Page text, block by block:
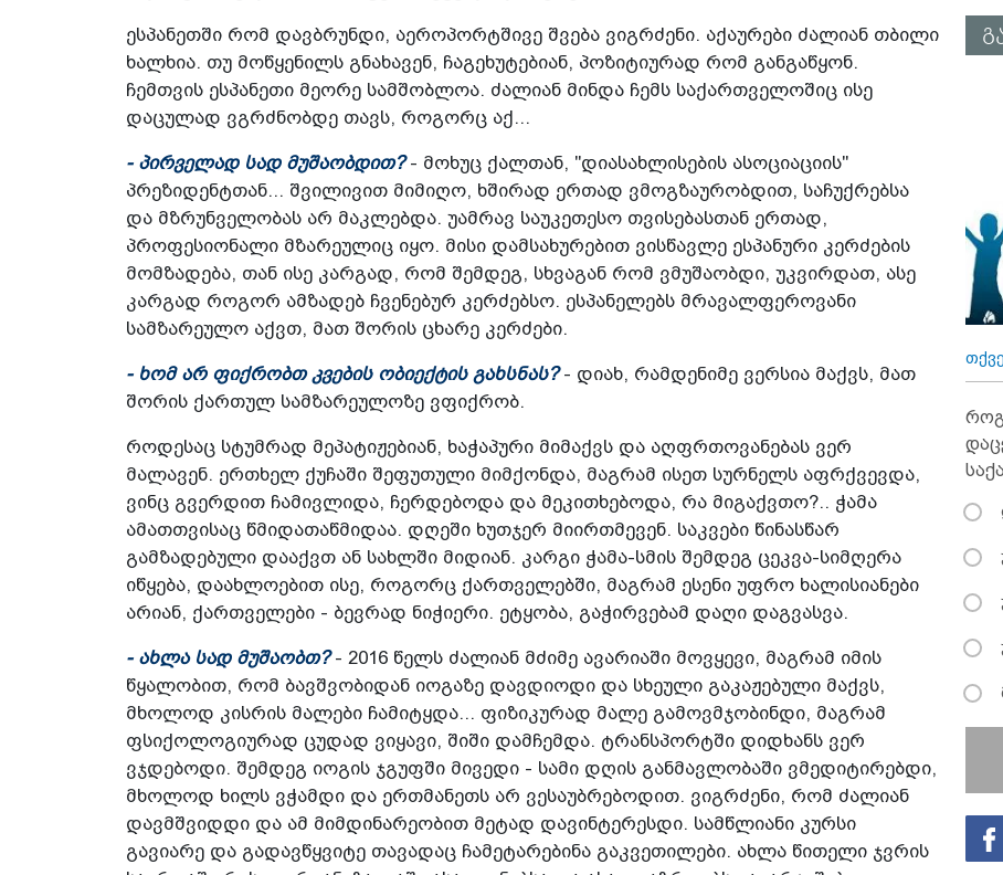
ესპანეთში რომ დავბრუნდი, აეროპორტშივე შვება ვიგრძენი. აქაურები ძალიან თბილი
ხალხია. თუ მოწყენილს გნახავენ, ჩაგეხუტებიან, პოზიტიურად რომ განგაწყონ.
ჩემთვის ესპანეთი მეორე სამშობლოა. ძალიან მინდა ჩემს საქართველოშიც ისე
დაცულად ვგრძნობდე თავს, როგორც აქ...
- პირველად სად მუშაობდით?- მოხუც ქალთან, "დიასახლისების ასოციაციის"
პრეზიდენტთან... შვილივით მიმიღო, ხშირად ერთად ვმოგზაურობდით, საჩუქრებსა
და მზრუნველობას არ მაკლებდა. უამრავ საუკეთესო თვისებასთან ერთად,
პროფესიონალი მზარეულიც იყო. მისი დამსახურებით ვისწავლე ესპანური კერძების
მომზადება, თან ისე კარგად, რომ შემდეგ, სხვაგან რომ ვმუშაობდი, უკვირდათ, ასე
კარგად როგორ ამზადებ ჩვენებურ კერძებსო. ესპანელებს მრავალფეროვანი
სამზარეულო აქვთ, მათ შორის ცხარე კერძები.
- ხომ არ ფიქრობთ კვების ობიექტის გახსნას?- დიახ, რამდენიმე ვერსია მაქვს, მათ
შორის ქართულ სამზარეულოზე ვფიქრობ.
როდესაც სტუმრად მეპატიჟებიან, ხაჭაპური მიმაქვს და აღფრთოვანებას ვერ
მალავენ. ერთხელ ქუჩაში შეფუთული მიმქონდა, მაგრამ ისეთ სურნელს აფრქვევდა,
ვინც გვერდით ჩამივლიდა, ჩერდებოდა და მეკითხებოდა, რა მიგაქვთო?.. ჭამა
ამათთვისაც წმიდათაწმიდაა. დღეში ხუთჯერ მიირთმევენ. საკვები წინასწარ
გამზადებული დააქვთ ან სახლში მიდიან. კარგი ჭამა-სმის შემდეგ ცეკვა-სიმღერა
იწყება, დაახლოებით ისე, როგორც ქართველებში, მაგრამ ესენი უფრო ხალისიანები
არიან, ქართველები - ბევრად ნიჭიერი. ეტყობა, გაჭირვებამ დაღი დაგვასვა.
- ახლა სად მუშაობთ?- 2016 წელს ძალიან მძიმე ავარიაში მოვყევი, მაგრამ იმის
წყალობით, რომ ბავშვობიდან იოგაზე დავდიოდი და სხეული გაკაჟებული მაქვს,
მხოლოდ კისრის მალები ჩამიტყდა... ფიზიკურად მალე გამოვმჯობინდი, მაგრამ
ფსიქოლოგიურად ცუდად ვიყავი, შიში დამჩემდა. ტრანსპორტში დიდხანს ვერ
ვჯდებოდი. შემდეგ იოგის ჯგუფში მივედი - სამი დღის განმავლობაში ვმედიტირებდი,
მხოლოდ ხილს ვჭამდი და ერთმანეთს არ ვესაუბრებოდით. ვიგრძენი, რომ ძალიან
დავმშვიდდი და ამ მიმდინარეობით მეტად დავინტერესდი. სამწლიანი კურსი
გავიარე და გადავწყვიტე თავადაც ჩამეტარებინა გაკვეთილები. ახლა წითელი ჯვრის